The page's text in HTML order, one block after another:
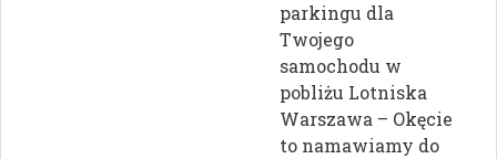
parkingu dla
Twojego
samochodu w
pobliżu Lotniska
Warszawa – Okęcie
to namawiamy do